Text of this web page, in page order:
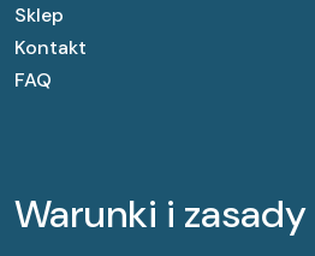
Sklep
Kontakt
FAQ
Warunki i zasady